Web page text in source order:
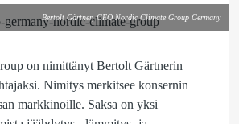
Bertolt Gärtner, CEO Nordic Climate Group Germany
on nimittänyt Bertolt Gärtnerin
Nimitys merkitsee konsernin
markkinoille. Saksa on yksi